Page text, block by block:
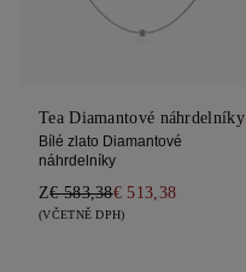
Tea Diamantové náhrdelníky
Bílé zlato Diamantové
náhrdelníky
Z€ 583,38€ 513,38
(VČETNĚ DPH)